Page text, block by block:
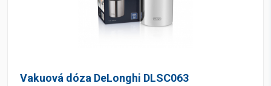
Vakuová dóza DeLonghi DLSC063